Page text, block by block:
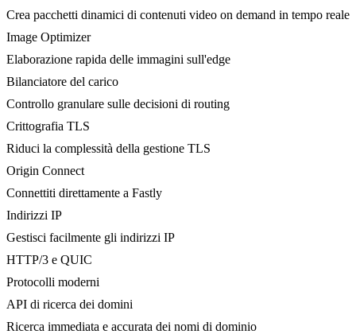
Crea pacchetti dinamici di contenuti video on demand in tempo reale
Image Optimizer
Elaborazione rapida delle immagini sull'edge
Bilanciatore del carico
Controllo granulare sulle decisioni di routing
Crittografia TLS
Riduci la complessità della gestione TLS
Origin Connect
Connettiti direttamente a Fastly
Indirizzi IP
Gestisci facilmente gli indirizzi IP
HTTP/3 e QUIC
Protocolli moderni
API di ricerca dei domini
Ricerca immediata e accurata dei nomi di dominio